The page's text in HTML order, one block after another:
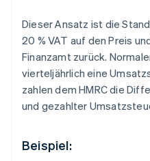
Dieser Ansatz ist die
20 % VAT auf den Preis
Finanzamt zurück.
vierteljährlich eine
zahlen dem HMRC die
und gezahlter
Beispiel: